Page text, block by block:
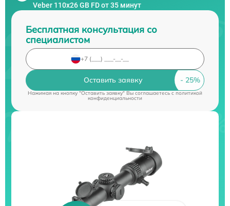
Veber 110х26 GB FD от 35 минут
Бесплатная консультация со
специалистом
Оставить заявку
Нажимая на кнопку "Оставить заявку" Вы соглашаетесь cполитикой
конфиденциальности